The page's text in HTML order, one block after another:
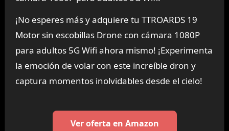
¡No esperes más y adquiere tu TTROARDS 19
Motor sin escobillas Drone con cámara 1080P
para adultos 5G Wifi ahora mismo! ¡Experimenta
la emoción de volar con este increíble dron y
captura momentos inolvidables desde el cielo!
Ver oferta en Amazon